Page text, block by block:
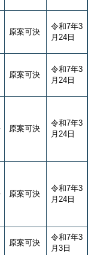
原案可決
令和7年3
月24日
原案可決
令和7年3
月24日
原案可決
令和7年3
月24日
原案可決
令和7年3
月24日
原案可決
令和7年3
月3日